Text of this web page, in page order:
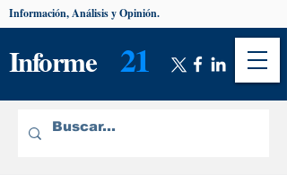
Informe 21
Información, Análisis y Opinión.